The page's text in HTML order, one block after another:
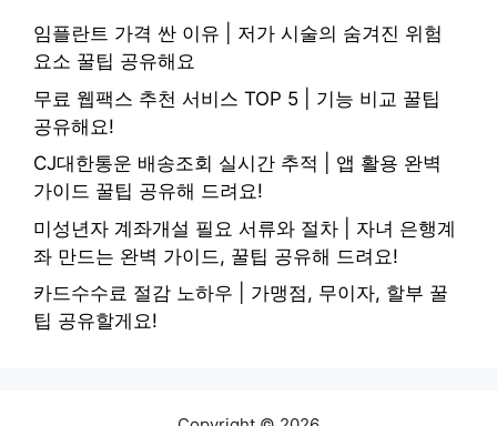
임플란트 가격 싼 이유 | 저가 시술의 숨겨진 위험
요소 꿀팁 공유해요
무료 웹팩스 추천 서비스 TOP 5 | 기능 비교 꿀팁
공유해요!
CJ대한통운 배송조회 실시간 추적 | 앱 활용 완벽
가이드 꿀팁 공유해 드려요!
미성년자 계좌개설 필요 서류와 절차 | 자녀 은행계
좌 만드는 완벽 가이드, 꿀팁 공유해 드려요!
카드수수료 절감 노하우 | 가맹점, 무이자, 할부 꿀
팁 공유할게요!